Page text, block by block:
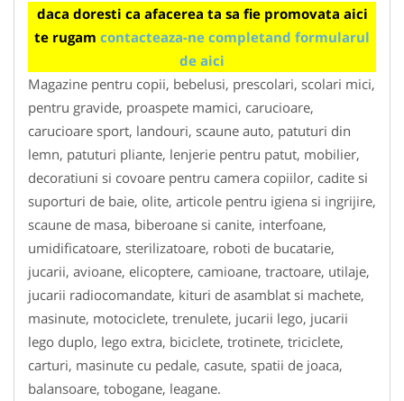
daca doresti ca afacerea ta sa fie promovata aici
te rugam contacteaza-ne completand formularul
de aici
Magazine pentru copii, bebelusi, prescolari, scolari mici,
pentru gravide, proaspete mamici, carucioare,
carucioare sport, landouri, scaune auto, patuturi din
lemn, patuturi pliante, lenjerie pentru patut, mobilier,
decoratiuni si covoare pentru camera copiilor, cadite si
suporturi de baie, olite, articole pentru igiena si ingrijire,
scaune de masa, biberoane si canite, interfoane,
umidificatoare, sterilizatoare, roboti de bucatarie,
jucarii, avioane, elicoptere, camioane, tractoare, utilaje,
jucarii radiocomandate, kituri de asamblat si machete,
masinute, motociclete, trenulete, jucarii lego, jucarii
lego duplo, lego extra, biciclete, trotinete, triciclete,
carturi, masinute cu pedale, casute, spatii de joaca,
balansoare, tobogane, leagane.